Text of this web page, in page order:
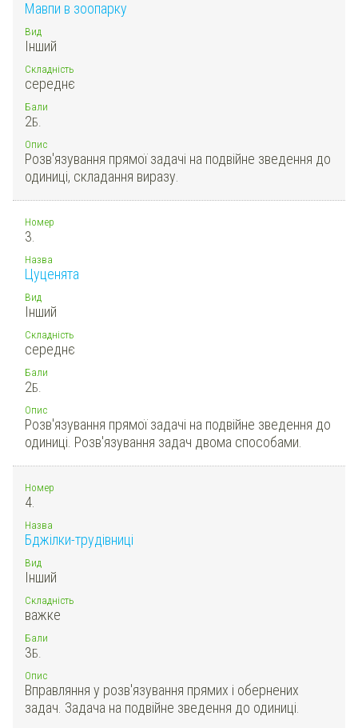
Мавпи в зоопарку
Вид
Інший
Складність
середнє
Бали
2Б.
Опис
Розв'язування прямої задачі на подвійне зведення до
одиниці, складання виразу.
Номер
3.
Назва
Цуценята
Вид
Інший
Складність
середнє
Бали
2Б.
Опис
Розв'язування прямої задачі на подвійне зведення до
одиниці. Розв'язування задач двома способами.
Номер
4.
Назва
Бджілки-трудівниці
Вид
Інший
Складність
важке
Бали
3Б.
Опис
Вправляння у розв'язування прямих і обернених
задач. Задача на подвійне зведення до одиниці.